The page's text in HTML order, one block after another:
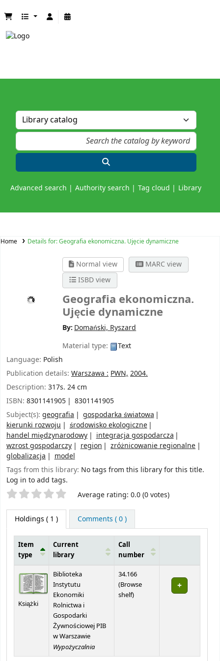
Advanced search Authority search Tag cloud Library
Home Details for:Geografia ekonomiczna. Ujęcie dynamiczne
Normal view
MARC view
ISBD view
Geografia ekonomiczna.
Ujęcie dynamiczne
By: Domański, Ryszard
Material type:
Text
Language: Polish
Publication details: Warszawa :PWN,2004.
Description: 317s. 24 cm
ISBN: 8301141905
8301141905
Subject(s): geografia
gospodarka światowa
kierunki rozwoju
środowisko ekologiczne
handel międzynarodowy
integracja gospodarcza
wzrost gospodarczy
region
zróżnicowanie regionalne
globalizacja
model
Tags from this library: No tags from this library for this title.
Log in to add tags.
Star ratings Average rating: 0.0 (0 votes)
Holdings ( 1 ) Comments ( 0 )
Item
type
Current
library
Call
number
Książki
Biblioteka
Instytutu
Ekonomiki
Rolnictwa i
Gospodarki
Żywnościowej PIB
w Warszawie
Wypożyczalnia
34.166
(Browse
shelf(Opens below)
)